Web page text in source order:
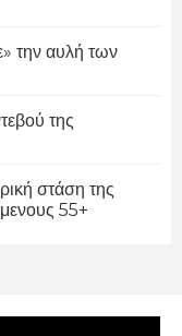
την αυλή των
της
στάση της
55+